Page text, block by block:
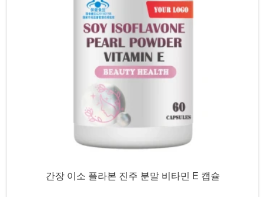
간장 이소 플라본 진주 분말 비타민 E 캡슐